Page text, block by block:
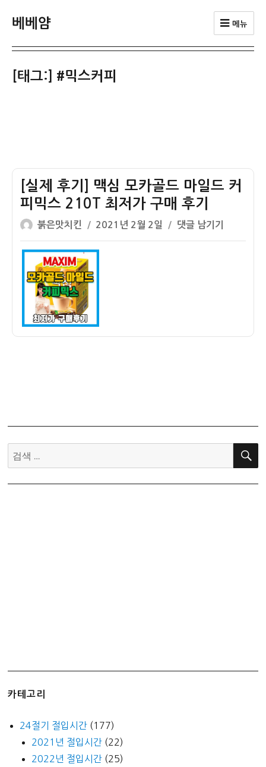
베베얌 메뉴
[태그:] #믹스커피
[실제 후기] 맥심 모카골드 마일드 커
피믹스 210T 최저가 구매 후기
글
쓴
이
붉은맛치킨
작
성
일
2021년 2월 2일
[실
제
댓글 남기기
검
색:
검
카테고리
24절기 절입시간 (177)
2021년 절입시간 (22)
2022년 절입시간 (25)